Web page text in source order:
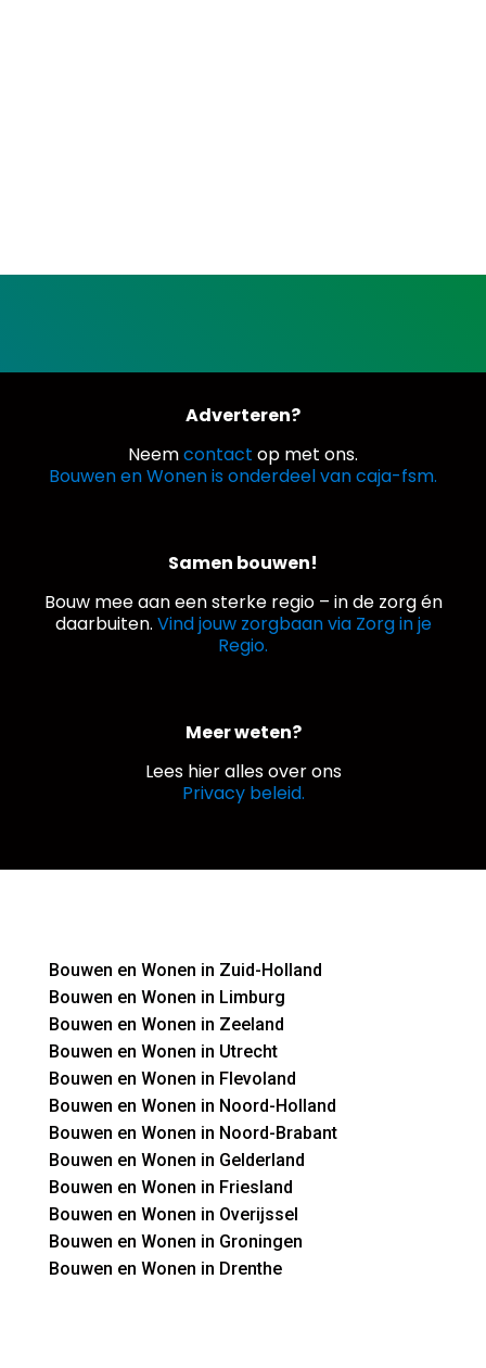
Adverteren?
Neemcontact op met ons.
Bouwen en Wonen is onderdeel van caja-fsm.
Samen bouwen!
Bouw mee aan een sterke regio – in de zorg én
daarbuiten. Vind jouw zorgbaan via Zorg in je
Regio.
Meer weten?
Lees hier alles over ons
Privacy beleid.
Bouwen en Wonen in Zuid-Holland
Bouwen en Wonen in Limburg
Bouwen en Wonen in Zeeland
Bouwen en Wonen in Utrecht
Bouwen en Wonen in Flevoland
Bouwen en Wonen in Noord-Holland
Bouwen en Wonen in Noord-Brabant
Bouwen en Wonen in Gelderland
Bouwen en Wonen in Friesland
Bouwen en Wonen in Overijssel
Bouwen en Wonen in Groningen
Bouwen en Wonen in Drenthe